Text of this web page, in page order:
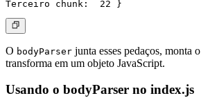
O bodyParser junta esses pedaços, monta o
transforma em um objeto JavaScript.
Usando o bodyParser no index.js